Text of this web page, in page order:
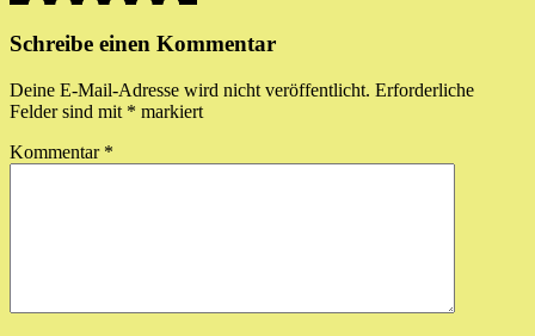
Schreibe einen Kommentar
Deine E-Mail-Adresse wird nicht veröffentlicht. Erforderliche
Felder sind mit * markiert
Kommentar *